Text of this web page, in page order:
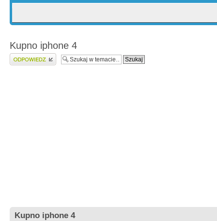
Kupno iphone 4
Wyślij odpowiedź
Kupno iphone 4